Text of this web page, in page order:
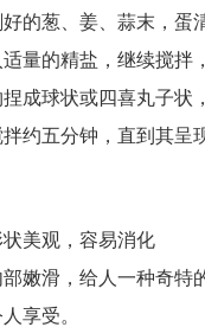
的葱、姜、蒜末，蛋
量的精盐，继续搅拌
成球状或四喜丸子状
约五分钟，直到其呈
美观，容易消化
嫩滑，给人一种奇特
享受。